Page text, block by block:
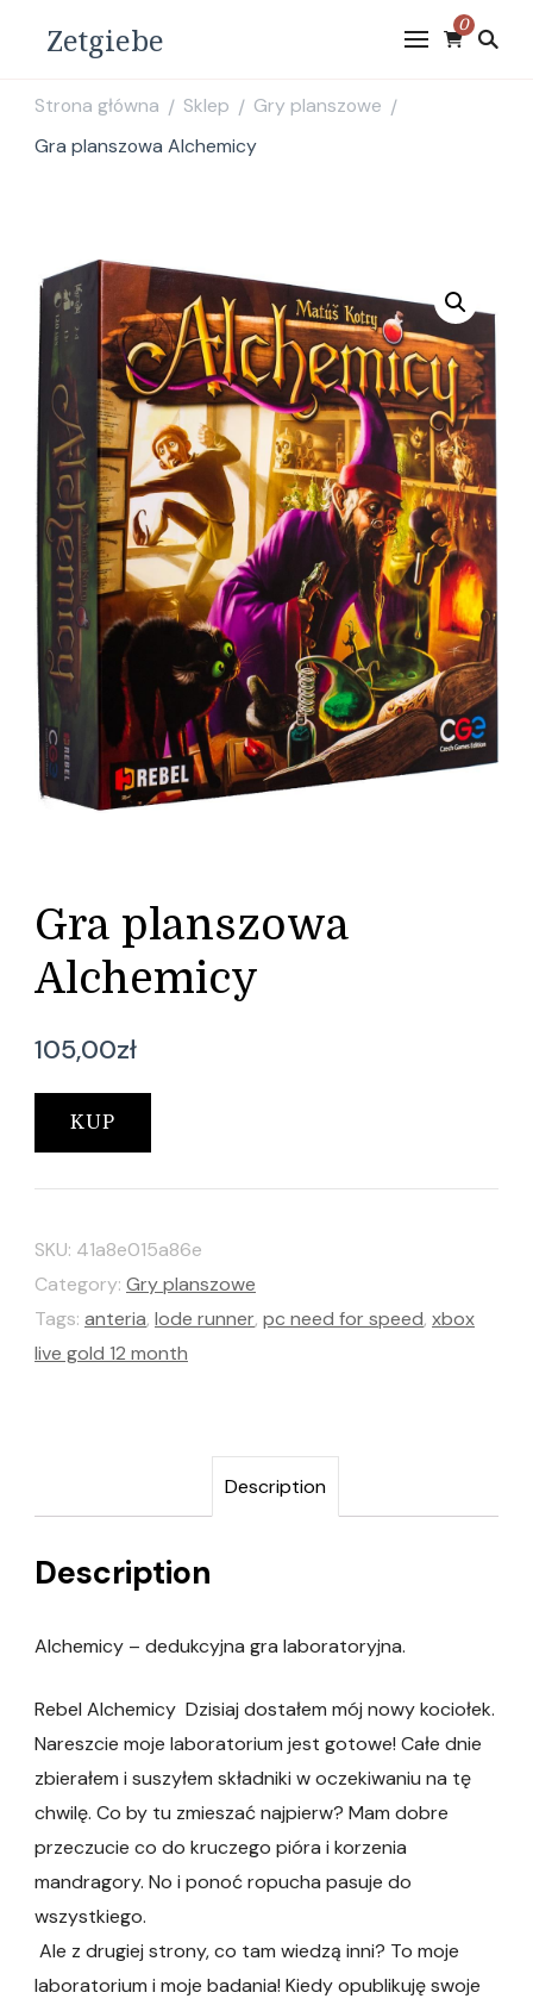
Zetgiebe 0
Strona główna / Sklep / Gry planszowe /
Gra planszowa Alchemicy
Gra planszowa
Alchemicy
105,00zł
KUP
SKU: 41a8e015a86e
Category: Gry planszowe
Tags: anteria, lode runner, pc need for speed, xbox
live gold 12 month
Description
Description
Alchemicy – dedukcyjna gra laboratoryjna.
Rebel Alchemicy Dzisiaj dostałem mój nowy kociołek.
Nareszcie moje laboratorium jest gotowe! Całe dnie
zbierałem i suszyłem składniki w oczekiwaniu na tę
chwilę. Co by tu zmieszać najpierw? Mam dobre
przeczucie co do kruczego pióra i korzenia
mandragory. No i ponoć ropucha pasuje do
wszystkiego.
Ale z drugiej strony, co tam wiedzą inni? To moje
laboratorium i moje badania! Kiedy opublikuję swoje